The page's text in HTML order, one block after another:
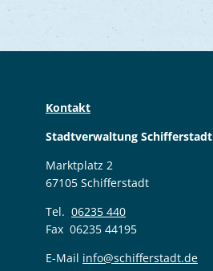
Kontakt
Stadtverwaltung Schifferstadt
Marktplatz 2
67105 Schifferstadt
Tel. 06235 440
Fax 06235 44195
E-Mail info@schifferstadt.de